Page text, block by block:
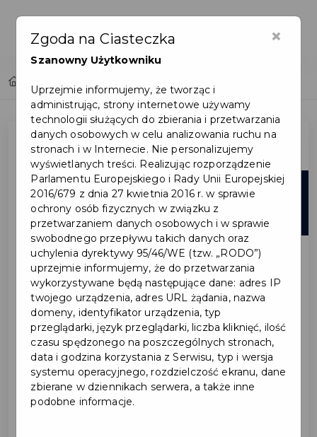
10
×
Zgoda na Ciasteczka
Szanowny Użytkowniku
Uprzejmie informujemy, że tworząc i
administrując, strony internetowe używamy
technologii służących do zbierania i przetwarzania
danych osobowych w celu analizowania ruchu na
stronach i w Internecie. Nie personalizujemy
wyświetlanych treści. Realizując rozporządzenie
Parlamentu Europejskiego i Rady Unii Europejskiej
2016/679 z dnia 27 kwietnia 2016 r. w sprawie
ochrony osób fizycznych w związku z
przetwarzaniem danych osobowych i w sprawie
swobodnego przepływu takich danych oraz
uchylenia dyrektywy 95/46/WE (tzw. „RODO”)
uprzejmie informujemy, że do przetwarzania
wykorzystywane będą następujące dane: adres IP
twojego urządzenia, adres URL żądania, nazwa
domeny, identyfikator urządzenia, typ
przeglądarki, język przeglądarki, liczba kliknięć, ilość
czasu spędzonego na poszczególnych stronach,
data i godzina korzystania z Serwisu, typ i wersja
systemu operacyjnego, rozdzielczość ekranu, dane
zbierane w dziennikach serwera, a także inne
podobne informacje.